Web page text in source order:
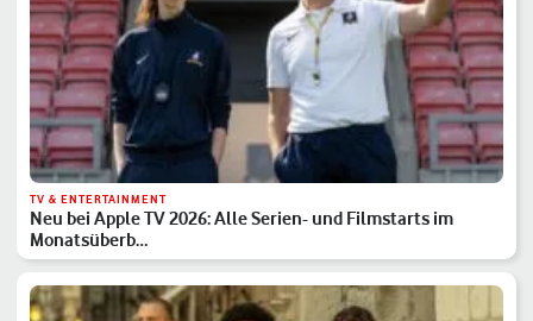
TV & ENTERTAINMENT
Neu bei Apple TV 2026: Alle Serien- und Filmstarts im
Monatsüberb…